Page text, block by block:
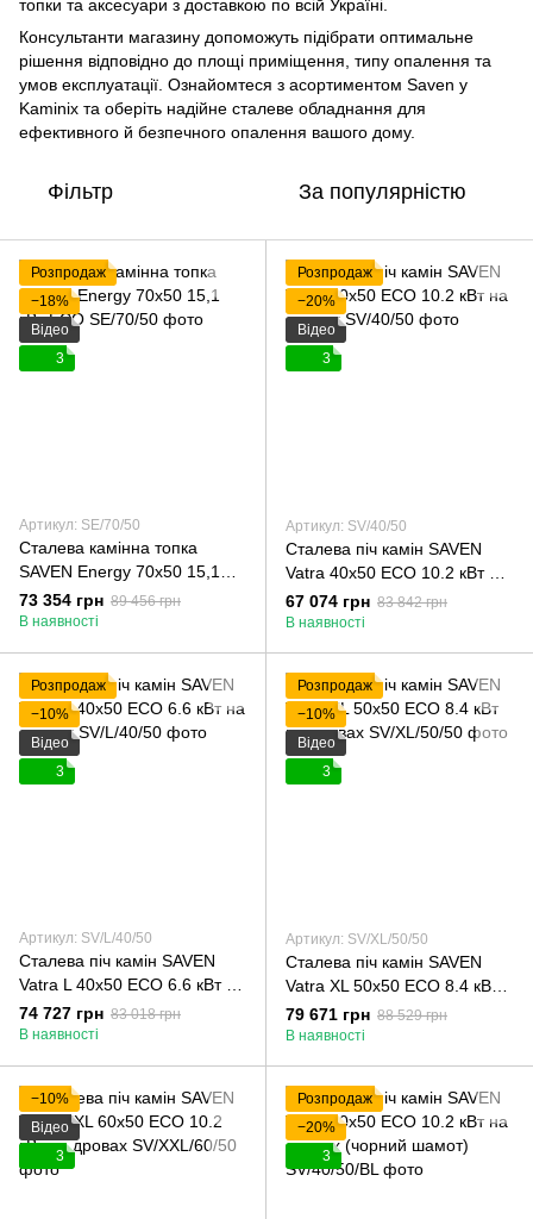
топки та аксесуари з доставкою по всій Україні.
Консультанти магазину допоможуть підібрати оптимальне
рішення відповідно до площі приміщення, типу опалення та
умов експлуатації. Ознайомтеся з асортиментом Saven у
Kaminix та оберіть надійне сталеве обладнання для
ефективного й безпечного опалення вашого дому.
Фільтр За популярністю
Розпродаж
−18%
Відео
3
Артикул: SE/70/50
Сталева камінна топка
SAVEN Energy 70х50 15,1
кВт ECO
73 354 грн 89 456 грн
В наявності
Розпродаж
−20%
Відео
3
Артикул: SV/40/50
Сталева піч камін SAVEN
Vatra 40х50 ECO 10.2 кВт на
дровах
67 074 грн 83 842 грн
В наявності
Розпродаж
−10%
Відео
3
Артикул: SV/L/40/50
Сталева піч камін SAVEN
Vatra L 40x50 ECO 6.6 кВт на
дровах
74 727 грн 83 018 грн
В наявності
Розпродаж
−10%
Відео
3
Артикул: SV/XL/50/50
Сталева піч камін SAVEN
Vatra XL 50x50 ECO 8.4 кВт
на дровах
79 671 грн 88 529 грн
В наявності
−10%
Відео
3
Розпродаж
−20%
3